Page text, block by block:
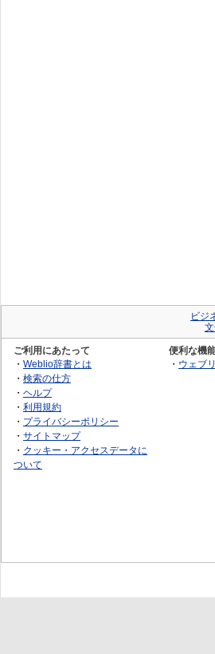
ビジ
ご利用にあたって
・ Weblio辞書とは
・ 検索の仕方
・ ヘルプ
・ 利用規約
・ プライバシーポリシー
・ サイトマップ
・ クッキー・アクセスデータに
ついて
便利な機
・ ウェブ